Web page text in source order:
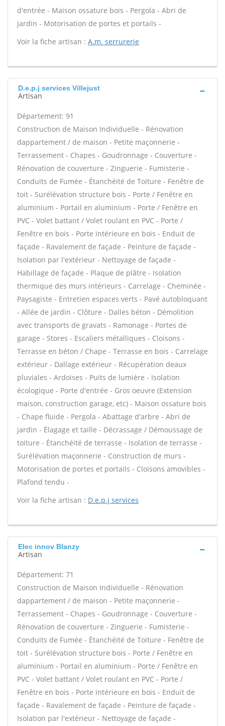
d'entrée - Maison ossature bois - Pergola - Abri de
jardin - Motorisation de portes et portails -
Voir la fiche artisan : A.m. serrurerie
D.e.p.j services Villejust
Artisan
Département: 91
Construction de Maison Individuelle - Rénovation
dappartement / de maison - Petite maçonnerie -
Terrassement - Chapes - Goudronnage - Couverture -
Rénovation de couverture - Zinguerie - Fumisterie -
Conduits de Fumée - Étanchéité de Toiture - Fenêtre de
toit - Surélévation structure bois - Porte / Fenêtre en
aluminium - Portail en aluminium - Porte / Fenêtre en
PVC - Volet battant / Volet roulant en PVC - Porte /
Fenêtre en bois - Porte intérieure en bois - Enduit de
façade - Ravalement de façade - Peinture de façade -
Isolation par l'extérieur - Nettoyage de façade -
Habillage de façade - Plaque de plâtre - Isolation
thermique des murs intérieurs - Carrelage - Cheminée -
Paysagiste - Entretien espaces verts - Pavé autobloquant
- Allée de jardin - Clôture - Dalles béton - Démolition
avec transports de gravats - Ramonage - Portes de
garage - Stores - Escaliers métalliques - Cloisons -
Terrasse en béton / Chape - Terrasse en bois - Carrelage
extérieur - Dallage extérieur - Récupération deaux
pluviales - Ardoises - Puits de lumière - Isolation
écologique - Porte d'entrée - Gros oeuvre (Extension
maison, construction garage, etc) - Maison ossature bois
- Chape fluide - Pergola - Abattage d'arbre - Abri de
jardin - Élagage et taille - Décrassage / Démoussage de
toiture - Étanchéité de terrasse - Isolation de terrasse -
Surélévation maçonnerie - Construction de murs -
Motorisation de portes et portails - Cloisons amovibles -
Plafond tendu -
Voir la fiche artisan : D.e.p.j services
Elec innov Blanzy
Artisan
Département: 71
Construction de Maison Individuelle - Rénovation
dappartement / de maison - Petite maçonnerie -
Terrassement - Chapes - Goudronnage - Couverture -
Rénovation de couverture - Zinguerie - Fumisterie -
Conduits de Fumée - Étanchéité de Toiture - Fenêtre de
toit - Surélévation structure bois - Porte / Fenêtre en
aluminium - Portail en aluminium - Porte / Fenêtre en
PVC - Volet battant / Volet roulant en PVC - Porte /
Fenêtre en bois - Porte intérieure en bois - Enduit de
façade - Ravalement de façade - Peinture de façade -
Isolation par l'extérieur - Nettoyage de façade -